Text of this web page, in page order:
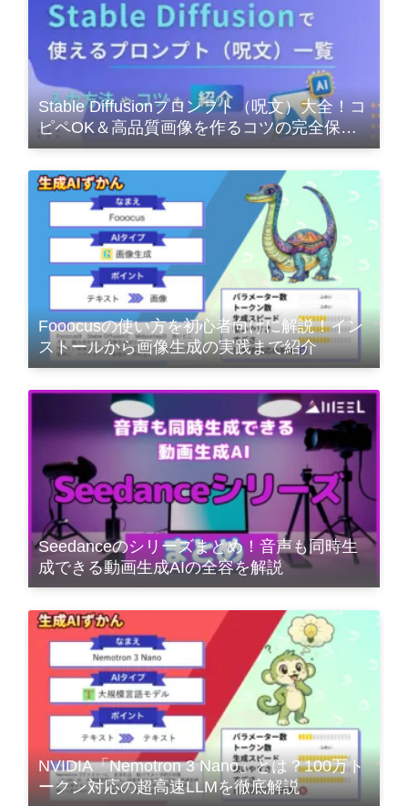
Stable Diffusionプロンプト（呪文）大全！コ
ピペOK＆高品質画像を作るコツの完全保存
版
Fooocusの使い方を初心者向けに解説！イン
ストールから画像生成の実践まで紹介
Seedanceのシリーズまとめ！音声も同時生
成できる動画生成AIの全容を解説
NVIDIA「Nemotron 3 Nano」とは？100万ト
ークン対応の超高速LLMを徹底解説